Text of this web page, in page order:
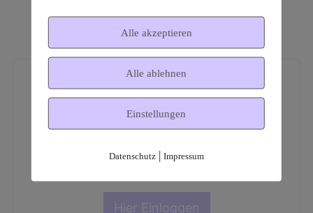
Dies ist ein geschützter
Mitgliederbereich!
Hier Einloggen
Alle akzeptieren
Alle ablehnen
Einstellungen
Datenschutz| Impressum